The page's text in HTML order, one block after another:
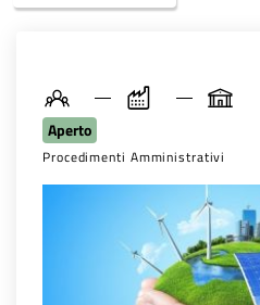
Aperto
Procedimenti Amministrativi